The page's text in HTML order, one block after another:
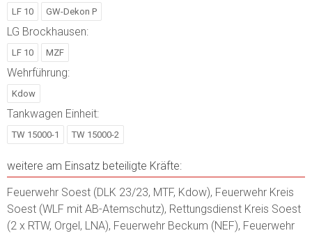
LF 10 GW-Dekon P
LG Brockhausen:
LF 10 MZF
Wehrführung:
Kdow
Tankwagen Einheit:
TW 15000-1 TW 15000-2
weitere am Einsatz beteiligte Kräfte:
Feuerwehr Soest (DLK 23/23, MTF, Kdow), Feuerwehr Kreis
Soest (WLF mit AB-Atemschutz), Rettungsdienst Kreis Soest
(2 x RTW, Orgel, LNA), Feuerwehr Beckum (NEF), Feuerwehr